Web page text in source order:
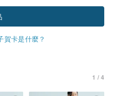
賀卡是什麼？
1 / 4